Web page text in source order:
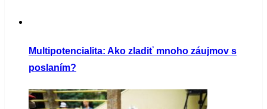
Multipotencialita: Ako zladiť mnoho záujmov s
poslaním?